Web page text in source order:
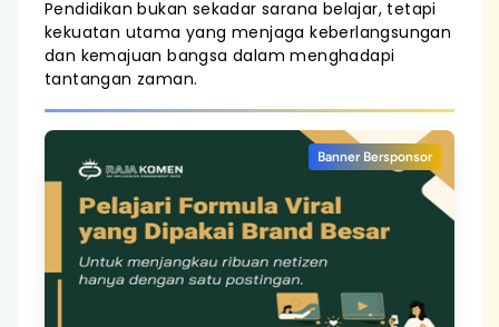
Pendidikan bukan sekadar sarana belajar, tetapi
kekuatan utama yang menjaga keberlangsungan
dan kemajuan bangsa dalam menghadapi
tantangan zaman.
Banner Bersponsor